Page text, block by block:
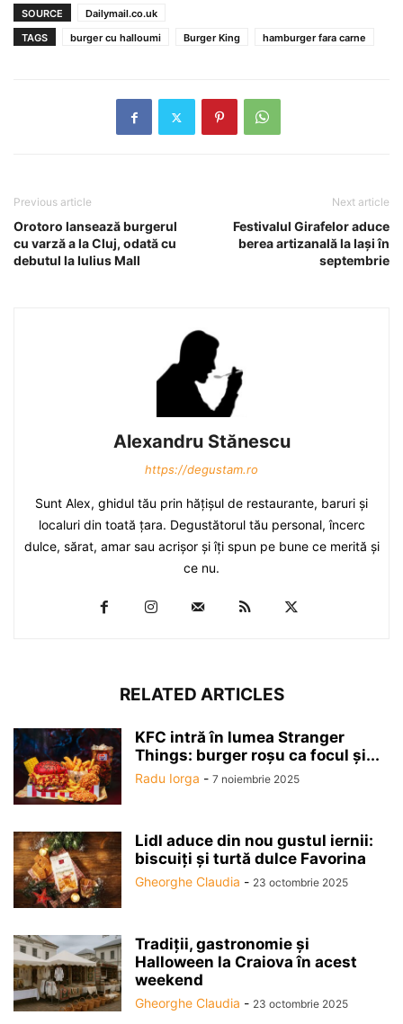
SOURCE
Dailymail.co.uk
TAGS
burger cu halloumi Burger King hamburger fara carne
Previous article
Orotoro lansează burgerul
cu varză a la Cluj, odată cu
debutul la Iulius Mall
Next article
Festivalul Girafelor aduce
berea artizanală la Iaşi în
septembrie
Alexandru Stănescu
https://degustam.ro
Sunt Alex, ghidul tău prin hăţişul de restaurante, baruri şi
localuri din toată ţara. Degustătorul tău personal, încerc
dulce, sărat, amar sau acrişor şi îţi spun pe bune ce merită şi
ce nu.
RELATED ARTICLES
KFC intră în lumea Stranger
Things: burger roșu ca focul și...
Radu Iorga - 7 noiembrie 2025
Lidl aduce din nou gustul iernii:
biscuiți și turtă dulce Favorina
Gheorghe Claudia - 23 octombrie 2025
Tradiții, gastronomie și
Halloween la Craiova în acest
weekend
Gheorghe Claudia - 23 octombrie 2025